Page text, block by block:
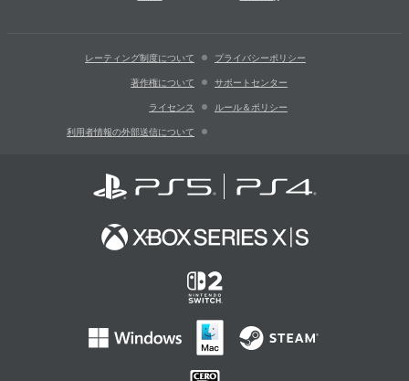
レーティング制度について プライバシーポリシー
著作権について サポートセンター
ライセンス ルール＆ポリシー
利用者情報の外部送信について